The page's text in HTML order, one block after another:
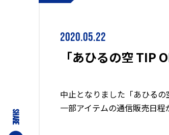
2020.05.22
「あひるの空 TIP
中止となりました「あひるの
一部アイテムの通信販売日程
SHARE